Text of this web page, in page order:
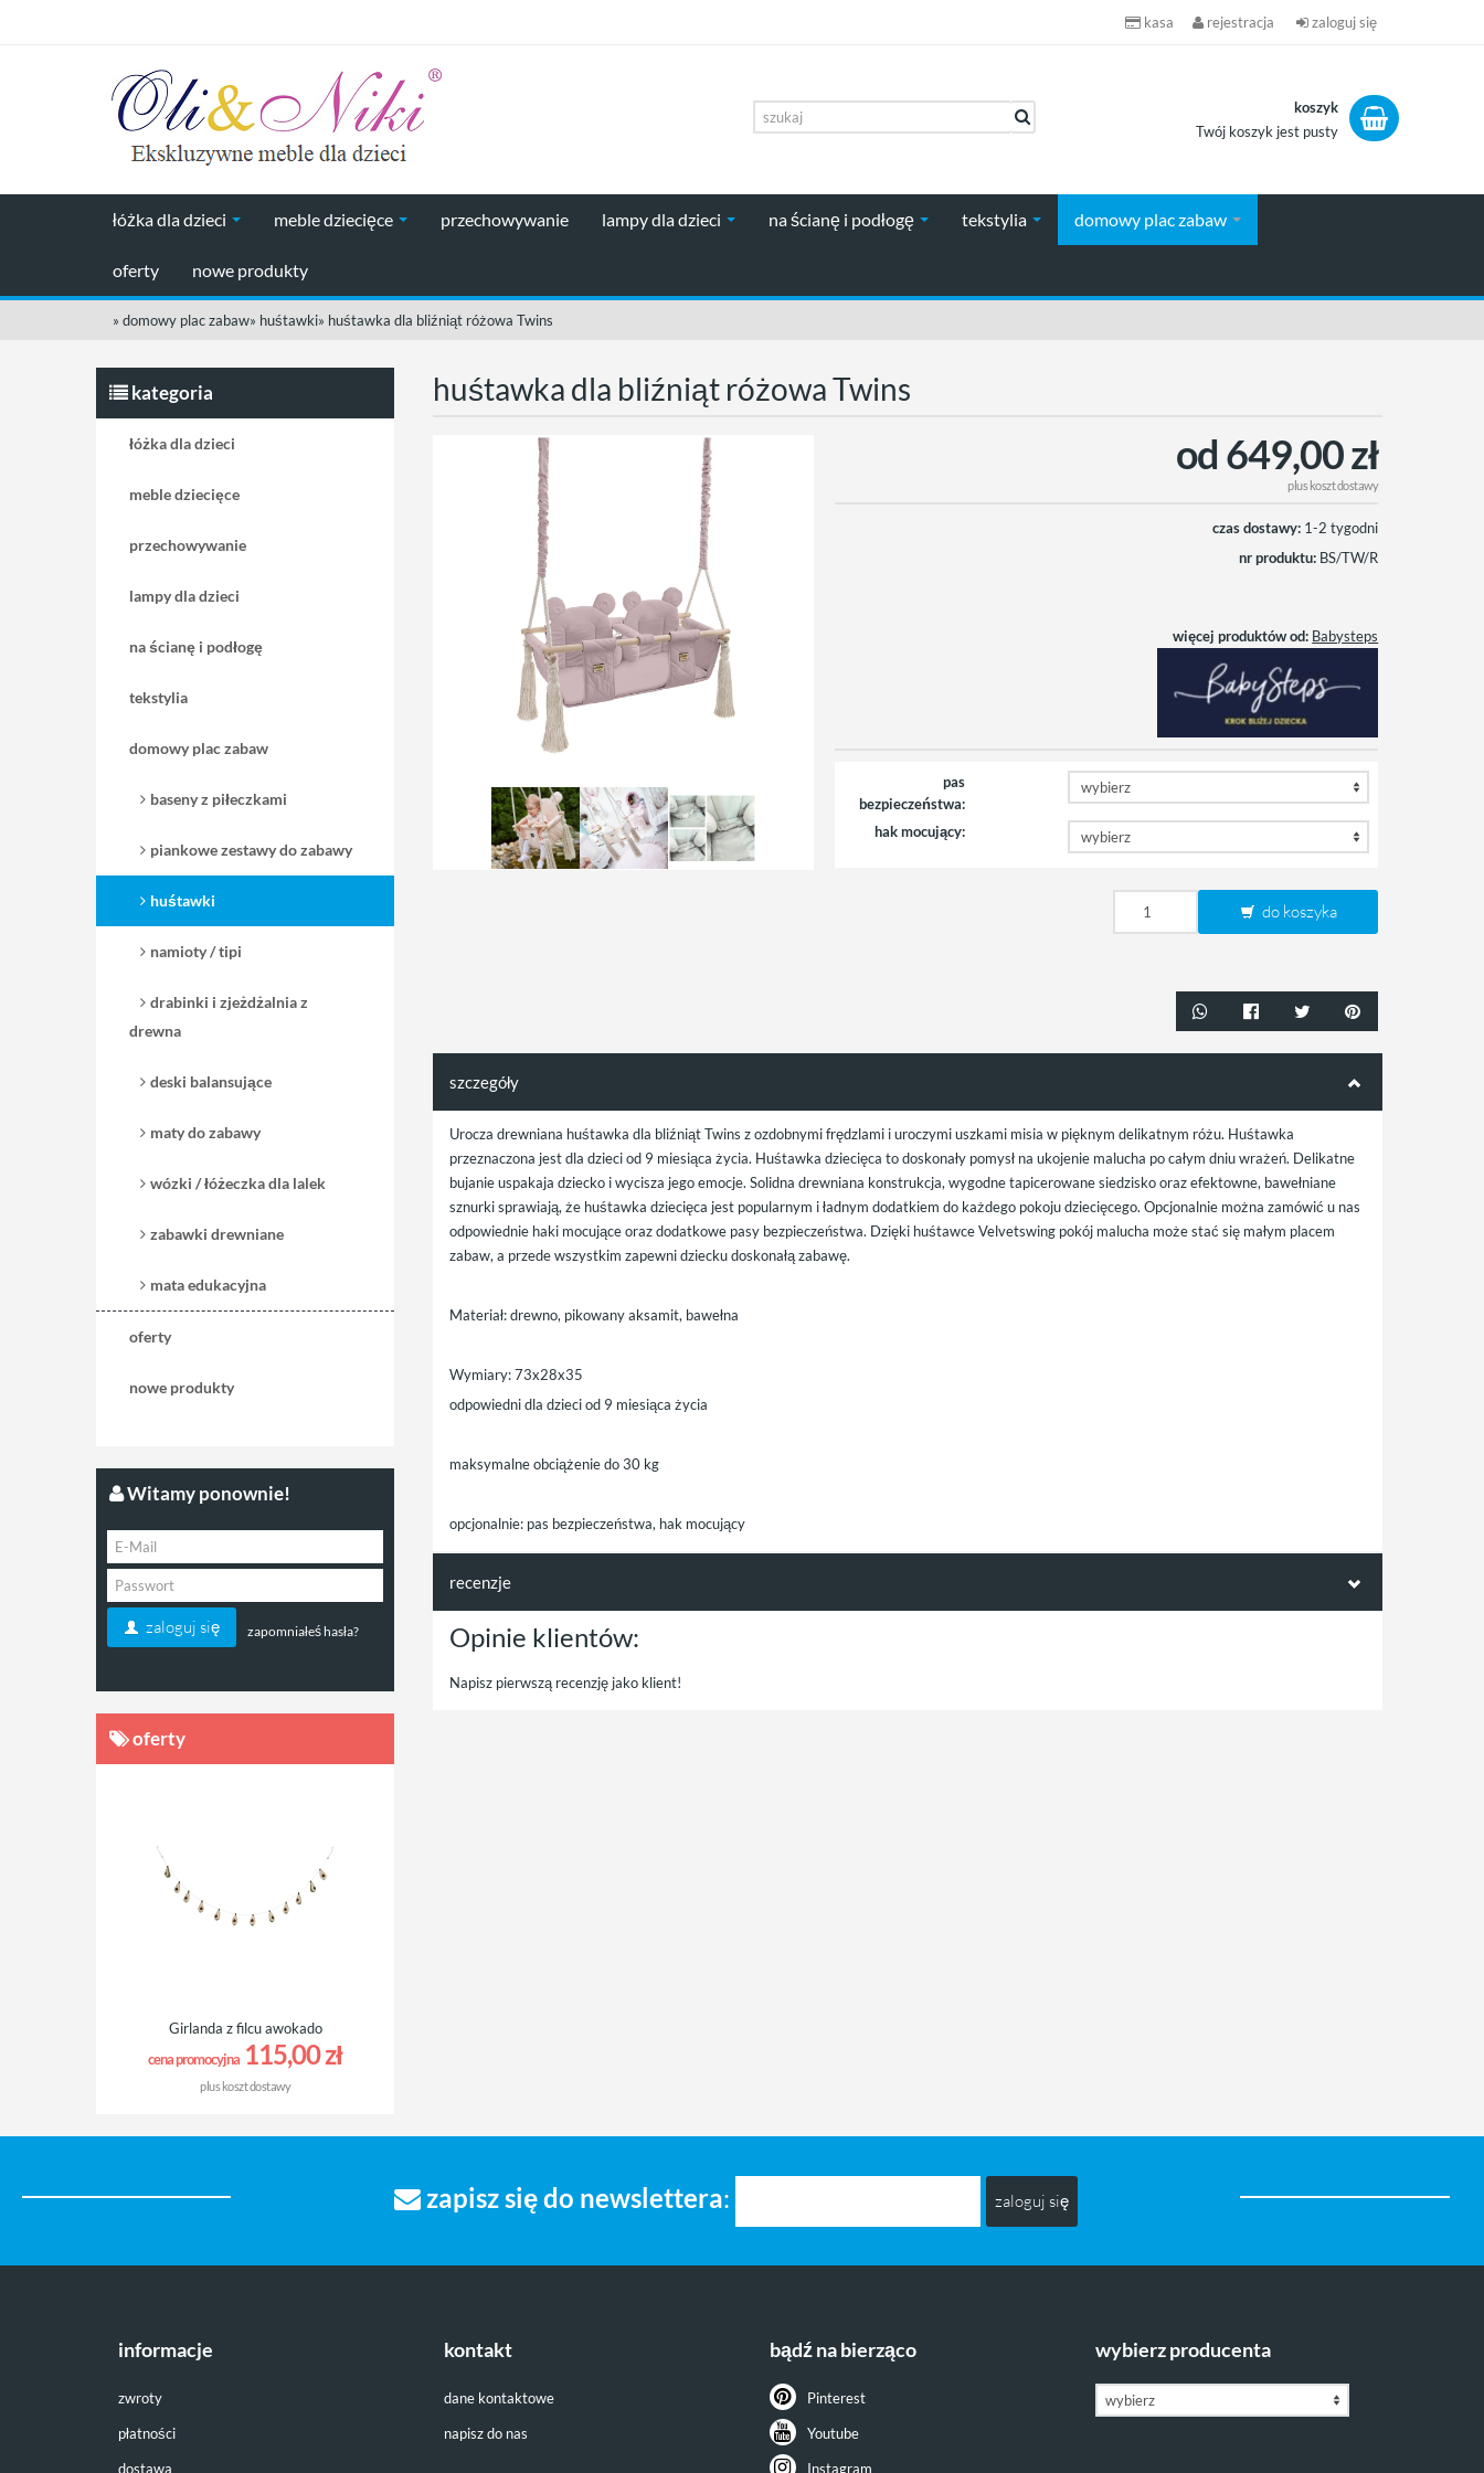
kasa rejestracja zaloguj się
koszyk
Twój koszyk jest pusty
łóżka dla dzieci meble dziecięce przechowywanie lampy dla dzieci na ścianę i podłogę tekstylia domowy plac zabaw
oferty nowe produkty
» domowy plac zabaw» huśtawki» huśtawka dla bliźniąt różowa Twins
huśtawka dla bliźniąt różowa Twins
od 649,00 zł
pluskoszt dostawy
czas dostawy: 1-2 tygodni
nr produktu: BS/TW/R
więcej produktów od: Babysteps
pas
bezpieczeństwa:
hak mocujący:
do koszyka
szczegóły
Urocza drewniana huśtawka dla bliźniąt Twins z ozdobnymi frędzlami i uroczymi uszkami misia w pięknym delikatnym różu. Huśtawka
przeznaczona jest dla dzieci od 9 miesiąca życia. Huśtawka dziecięca to doskonały pomysł na ukojenie malucha po całym dniu wrażeń. Delikatne
bujanie uspakaja dziecko i wycisza jego emocje. Solidna drewniana konstrukcja, wygodne tapicerowane siedzisko oraz efektowne, bawełniane
sznurki sprawiają, że huśtawka dziecięca jest popularnym i ładnym dodatkiem do każdego pokoju dziecięcego. Opcjonalnie można zamówić u nas
odpowiednie haki mocujące oraz dodatkowe pasy bezpieczeństwa. Dzięki huśtawce Velvetswing pokój malucha może stać się małym placem
zabaw, a przede wszystkim zapewni dziecku doskonałą zabawę.
Materiał: drewno, pikowany aksamit, bawełna
Wymiary: 73x28x35
odpowiedni dla dzieci od 9 miesiąca życia
maksymalne obciążenie do 30 kg
opcjonalnie: pas bezpieczeństwa, hak mocujący
recenzje
Opinie klientów:
Napisz pierwszą recenzję jako klient!
kategoria
łóżka dla dzieci
meble dziecięce
przechowywanie
lampy dla dzieci
na ścianę i podłogę
tekstylia
domowy plac zabaw
baseny z piłeczkami
piankowe zestawy do zabawy
huśtawki
namioty / tipi
drabinki i zjeżdżalnia z
drewna
deski balansujące
maty do zabawy
wózki / łóżeczka dla lalek
zabawki drewniane
mata edukacyjna
oferty
nowe produkty
Witamy ponownie!
zaloguj się zapomniałeś hasła?
oferty
Girlanda z filcu awokado
cena promocyjna 115,00 zł
pluskoszt dostawy
zapisz się do newslettera: zaloguj się
informacje
zwroty
płatności
dostawa
kontakt
dane kontaktowe
napisz do nas
bądź na bierząco
Pinterest
Youtube
Instagram
wybierz producenta